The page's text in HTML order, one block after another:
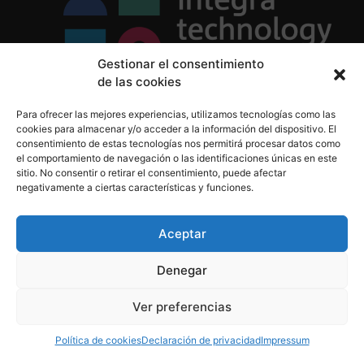
Gestionar el consentimiento
de las cookies
Para ofrecer las mejores experiencias, utilizamos tecnologías como las
cookies para almacenar y/o acceder a la información del dispositivo. El
consentimiento de estas tecnologías nos permitirá procesar datos como
el comportamiento de navegación o las identificaciones únicas en este
sitio. No consentir o retirar el consentimiento, puede afectar
negativamente a ciertas características y funciones.
Aceptar
Denegar
Ver preferencias
Política de cookiesDeclaración de privacidadImpressum
Política de Cookies
Aviso Legal
910 607 564
derechos reservados